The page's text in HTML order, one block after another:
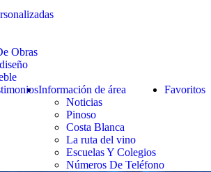
Obras
Favoritos
Información de área
Noticias
Pinoso
Costa Blanca
La ruta del vino
Escuelas Y Colegios
Números De Teléfono